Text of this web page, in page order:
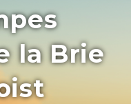
la Brie